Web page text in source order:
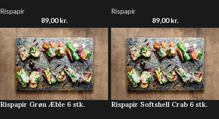
Rispapir
89,00kr.
Rispapir
89,00kr.
Rispapir Grøn Æble 6 stk. Rispapir Softshell Crab 6 stk.